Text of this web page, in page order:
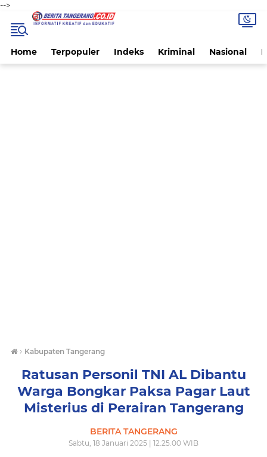
-->
Home Terpopuler Indeks Kriminal Nasional
› Kabupaten Tangerang
Ratusan Personil TNI AL Dibantu
Warga Bongkar Paksa Pagar Laut
Misterius di Perairan Tangerang
BERITA TANGERANG
Sabtu, 18 Januari 2025 | 12.25.00 WIB